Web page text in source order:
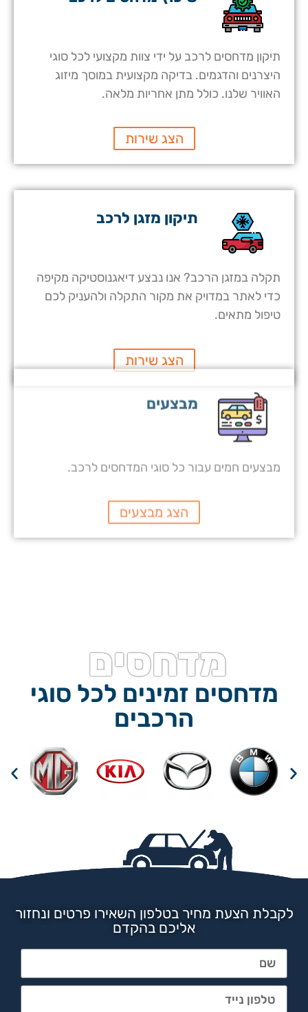
תיקון מדחסים לרכב על ידי צוות מקצועי לכל סוגי
היצרנים והדגמים. בדיקה מקצועית במוסך מיזוג
האוויר שלנו. כולל מתן אחריות מלאה.
הצג שירות
תיקון מזגן לרכב
תקלה במזגן הרכב? אנו נבצע דיאגנוסטיקה מקיפה
כדי לאתר במדויק את מקור התקלה ולהעניק לכם
טיפול מתאים.
הצג שירות
מבצעים חמים עבור כל סוגי המדחסים לרכב.
מדחסים
מדחסים זמינים לכל סוגי
הרכבים
לקבלת הצעת מחיר בטלפון השאירו פרטים ונחזור
אליכם בהקדם